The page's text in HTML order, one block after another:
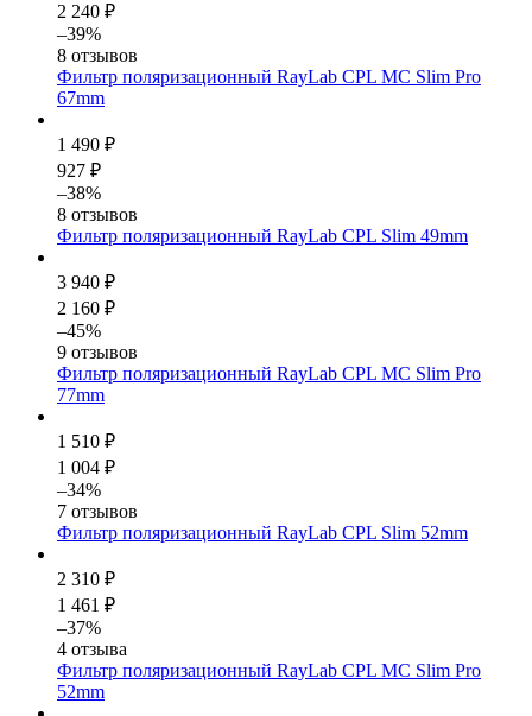
2 240 ₽
–39%
8 отзывов
Фильтр поляризационный RayLab CPL MC Slim Pro
67mm
1 490 ₽
927 ₽
–38%
8 отзывов
Фильтр поляризационный RayLab CPL Slim 49mm
3 940 ₽
2 160 ₽
–45%
9 отзывов
Фильтр поляризационный RayLab CPL MC Slim Pro
77mm
1 510 ₽
1 004 ₽
–34%
7 отзывов
Фильтр поляризационный RayLab CPL Slim 52mm
2 310 ₽
1 461 ₽
–37%
4 отзыва
Фильтр поляризационный RayLab CPL MC Slim Pro
52mm